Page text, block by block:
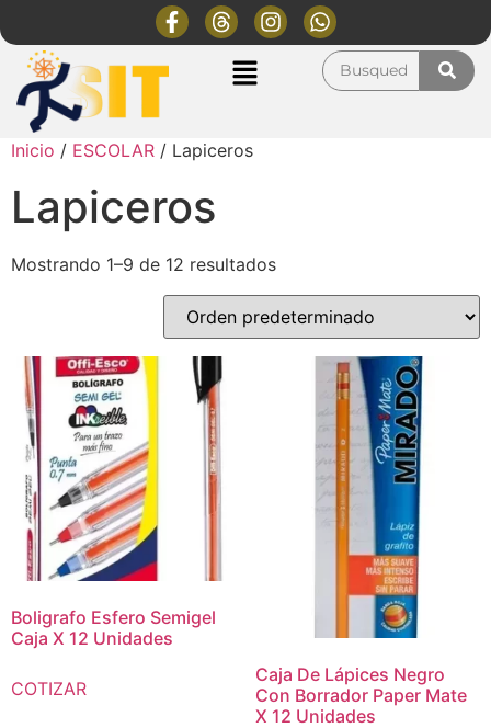
Inicio / ESCOLAR / Lapiceros
Lapiceros
Mostrando 1–9 de 12 resultados
Boligrafo Esfero Semigel
Caja X 12 Unidades
COTIZAR
Caja De Lápices Negro
Con Borrador Paper Mate
X 12 Unidades